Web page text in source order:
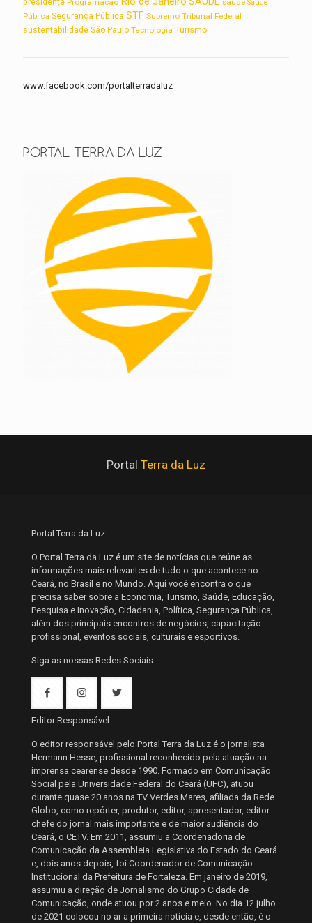
presidente Programação saúde Saúde
Pública Segurança Pública STF Supremo Tribunal Federal
sustentabilidade São Paulo Tecnologia Turismo
www.facebook.com/portalterradaluz
PORTAL TERRA DA LUZ
Portal Terra da Luz
Portal Terra da Luz
O Portal Terra da Luz é um site de notícias que reúne as
informações mais relevantes de tudo o que acontece no
Ceará, no Brasil e no Mundo. Aqui você encontra o que
precisa saber sobre a Economia, Turismo, Saúde, Educação,
Pesquisa e Inovação, Cidadania, Política, Segurança Pública,
além dos principais encontros de negócios, capacitação
profissional, eventos sociais, culturais e esportivos.
Siga as nossas Redes Sociais.
Editor Responsável
O editor responsável pelo Portal Terra da Luz é o jornalista
Hermann Hesse, profissional reconhecido pela atuação na
imprensa cearense desde 1990. Formado em Comunicação
Social pela Universidade Federal do Ceará (UFC), atuou
durante quase 20 anos na TV Verdes Mares, afiliada da Rede
Globo, como repórter, produtor, editor, apresentador, editor-
chefe do jornal mais importante e de maior audiência do
Ceará, o CETV. Em 2011, assumiu a Coordenadoria de
Comunicação da Assembleia Legislativa do Estado do Ceará
e, dois anos depois, foi Coordenador de Comunicação
Institucional da Prefeitura de Fortaleza. Em janeiro de 2019,
assumiu a direção de Jornalismo do Grupo Cidade de
Comunicação, onde atuou por 2 anos e meio. No dia 12 julho
de 2021 colocou no ar a primeira notícia e, desde então, é o